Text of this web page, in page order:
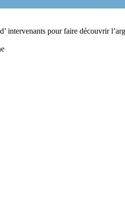
intervenants pour faire découvrir